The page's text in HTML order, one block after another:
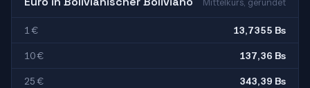
Mittelkurs, gerundet
1 € 13,7355 Bs
10 € 137,36 Bs
25 € 343,39 Bs